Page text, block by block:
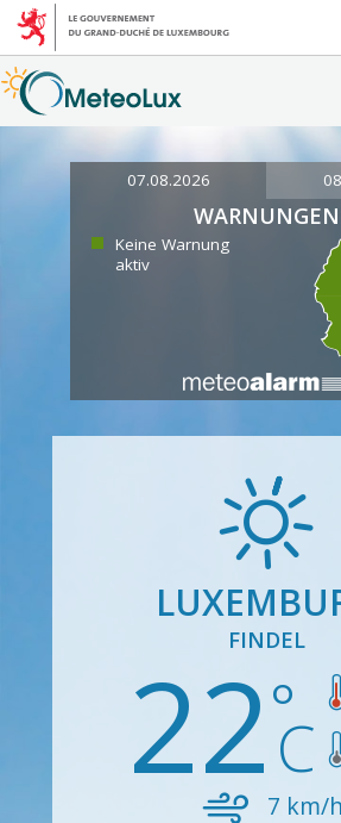
07.08.2026
WARNUNGEN
Keine Warnung
aktiv
FINDEL
227 km/h